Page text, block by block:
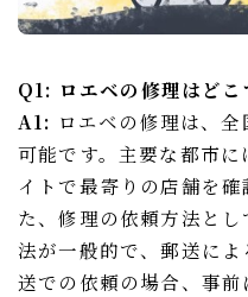
Q1: ロエベの修理はどこ
A1: ロエベの修理は、
可能です。主要な都市
イトで最寄りの店舗を
た、修理の依頼方法と
法が一般的で、郵送に
送での依頼の場合、事